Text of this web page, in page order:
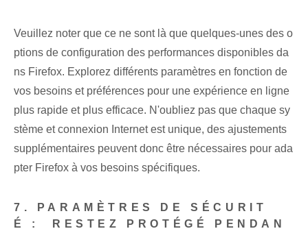
Veuillez noter que ce ne sont là que quelques-unes des o
ptions de configuration des performances disponibles da
ns Firefox. Explorez différents paramètres en fonction de
vos besoins et préférences pour une expérience en ligne
plus rapide et plus efficace. N'oubliez pas que chaque sy
stème et connexion Internet est unique, des ajustements
supplémentaires peuvent donc être nécessaires pour ada
pter Firefox à vos besoins spécifiques.
7. PARAMÈTRES DE SÉCURIT
É : ‍ RESTEZ PROTÉGÉ PENDAN